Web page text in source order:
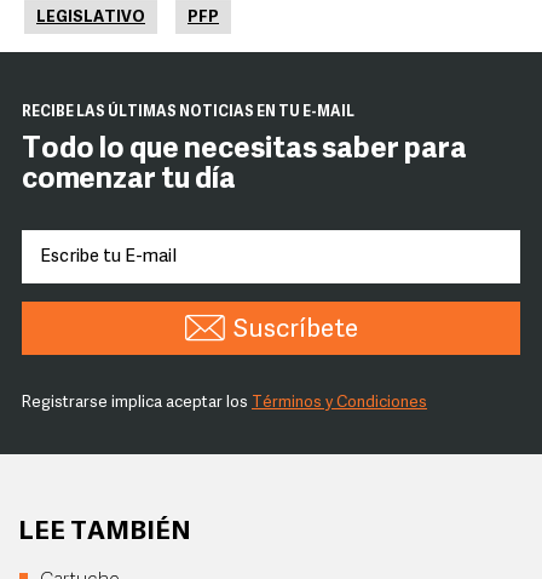
LEGISLATIVO PFP
RECIBE LAS ÚLTIMAS NOTICIAS EN TU E-MAIL
Todo lo que necesitas saber para
comenzar tu día
Suscríbete
Registrarse implica aceptar los Términos y Condiciones
LEE TAMBIÉN